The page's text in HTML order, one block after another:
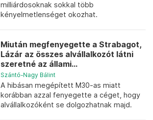
milliárdosoknak sokkal több
kényelmetlenséget okozhat.
​Miután megfenyegette a Strabagot,
Lázár az összes alvállalkozót látni
szeretné az állami...
Szántó-Nagy Bálint
A hibásan megépített M30-as miatt
korábban azzal fenyegette a céget, hogy
alvállalkozóként se dolgozhatnak majd.